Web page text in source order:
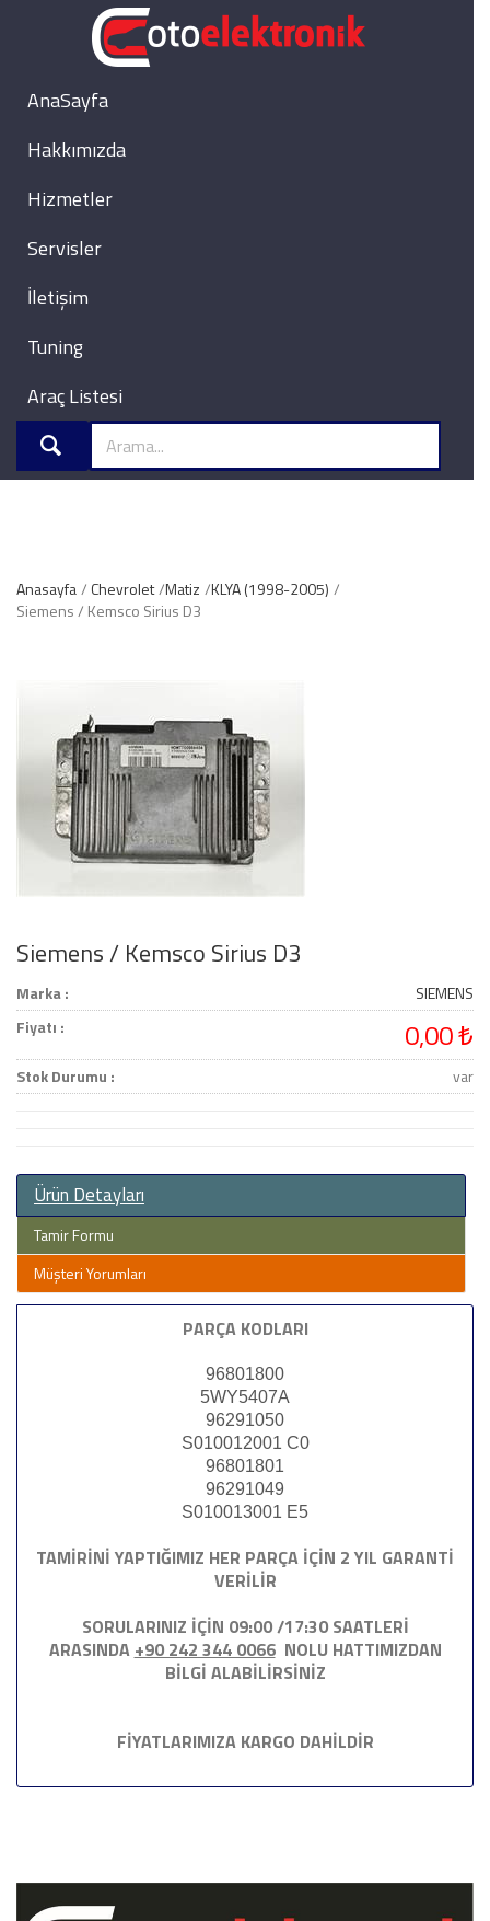
AnaSayfa
Hakkımızda
Hizmetler
Servisler
İletişim
Tuning
Araç Listesi
Anasayfa Chevrolet Matiz KLYA (1998-2005)
Siemens / Kemsco Sirius D3
Siemens / Kemsco Sirius D3
Marka :
SIEMENS
Fiyatı :
0,00 ₺
Stok Durumu : var
Ürün Detayları
Tamir Formu
Müşteri Yorumları
PARÇA KODLARI
96801800
5WY5407A
96291050
S010012001 C0
96801801
96291049
S010013001 E5
TAMİRİNİ YAPTIĞIMIZ HER PARÇA İÇİN 2 YIL GARANTİ
VERİLİR
SORULARINIZ İÇİN 09:00 /17:30 SAATLERİ
ARASINDA +90 242 344 0066NOLU HATTIMIZDAN
BİLGİ ALABİLİRSİNİZ
FİYATLARIMIZA KARGO DAHİLDİR